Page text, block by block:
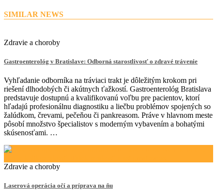
SIMILAR NEWS
Zdravie a choroby
Gastroenterológ v Bratislave: Odborná starostlivosť o zdravé trávenie
Vyhľadanie odborníka na tráviaci trakt je dôležitým krokom pri
riešení dlhodobých či akútnych ťažkostí. Gastroenterológ Bratislava
predstavuje dostupnú a kvalifikovanú voľbu pre pacientov, ktorí
hľadajú profesionálnu diagnostiku a liečbu problémov spojených so
žalúdkom, črevami, pečeňou či pankreasom. Práve v hlavnom meste
pôsobí množstvo špecialistov s moderným vybavením a bohatými
skúsenosťami. …
Zdravie a choroby
Laserová operácia očí a príprava na ňu